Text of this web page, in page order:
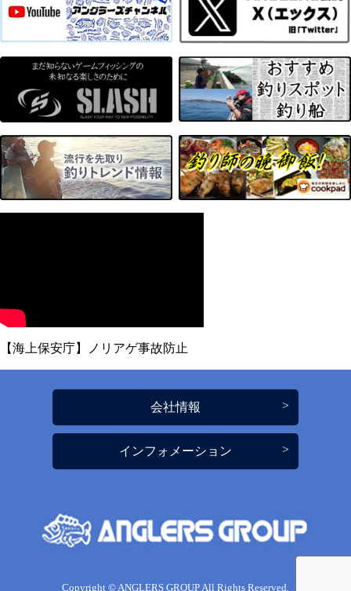
【海上保安庁】ノリアゲ事故防止
会社情報
インフォメーション
Copyright © ANGLERS GROUP All Rights Reserved.